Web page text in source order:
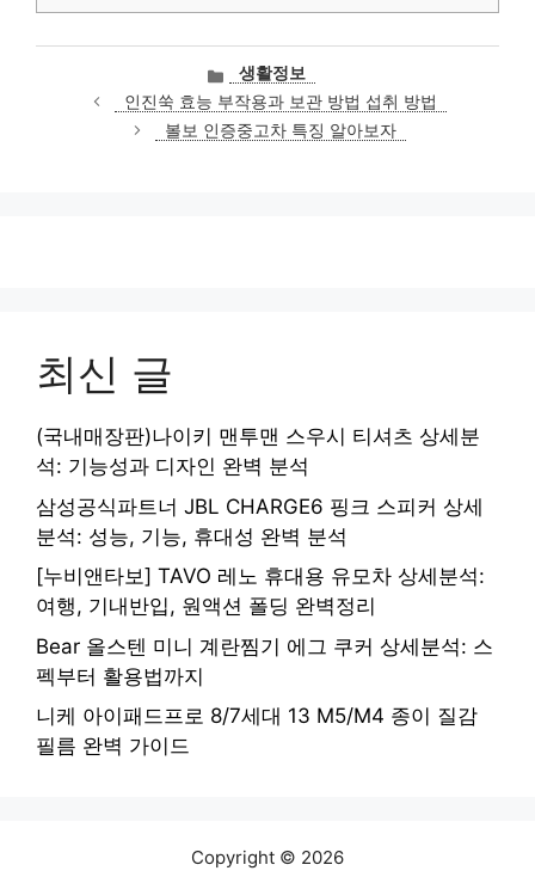
카
테
고
리
생활정보
인진쑥 효능 부작용과 보관 방법 섭취 방법
볼보 인증중고차 특징 알아보자
최신 글
(국내매장판)나이키 맨투맨 스우시 티셔츠 상세분
석: 기능성과 디자인 완벽 분석
삼성공식파트너 JBL CHARGE6 핑크 스피커 상세
분석: 성능, 기능, 휴대성 완벽 분석
[누비앤타보] TAVO 레노 휴대용 유모차 상세분석:
여행, 기내반입, 원액션 폴딩 완벽정리
Bear 올스텐 미니 계란찜기 에그 쿠커 상세분석: 스
펙부터 활용법까지
니케 아이패드프로 8/7세대 13 M5/M4 종이 질감
필름 완벽 가이드
Copyright © 2026